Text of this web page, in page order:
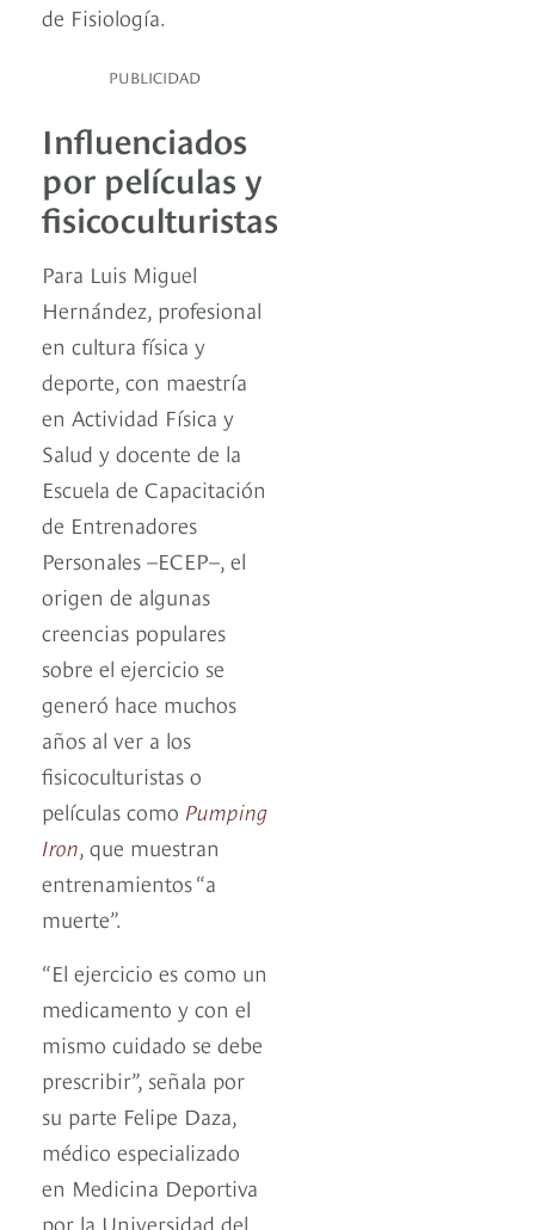
de Fisiología.
PUBLICIDAD
Influenciados
por películas y
fisicoculturistas
Para Luis Miguel
Hernández, profesional
en cultura física y
deporte, con maestría
en Actividad Física y
Salud y docente de la
Escuela de Capacitación
de Entrenadores
Personales –ECEP–, el
origen de algunas
creencias populares
sobre el ejercicio se
generó hace muchos
años al ver a los
fisicoculturistas o
películas como Pumping
Iron, que muestran
entrenamientos “a
muerte”.
“El ejercicio es como un
medicamento y con el
mismo cuidado se debe
prescribir”, señala por
su parte Felipe Daza,
médico especializado
en Medicina Deportiva
por la Universidad del